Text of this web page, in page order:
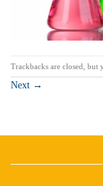
Trackbacks are closed, but
Next →